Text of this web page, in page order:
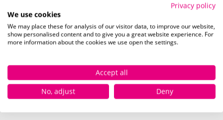
Nach Ihrer Freigabe der Druckvorschau
liefern wir termingerecht zum
vereinbarten Datum – garantiert.
Privacy policy
We use cookies
We may place these for analysis of our visitor data, to improve our website,
show personalised content and to give you a great website experience. For
more information about the cookies we use open the settings.
Accept all
No, adjust
Deny